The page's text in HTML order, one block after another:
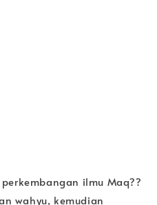
ilmu Maq??
wahyu, kemudian